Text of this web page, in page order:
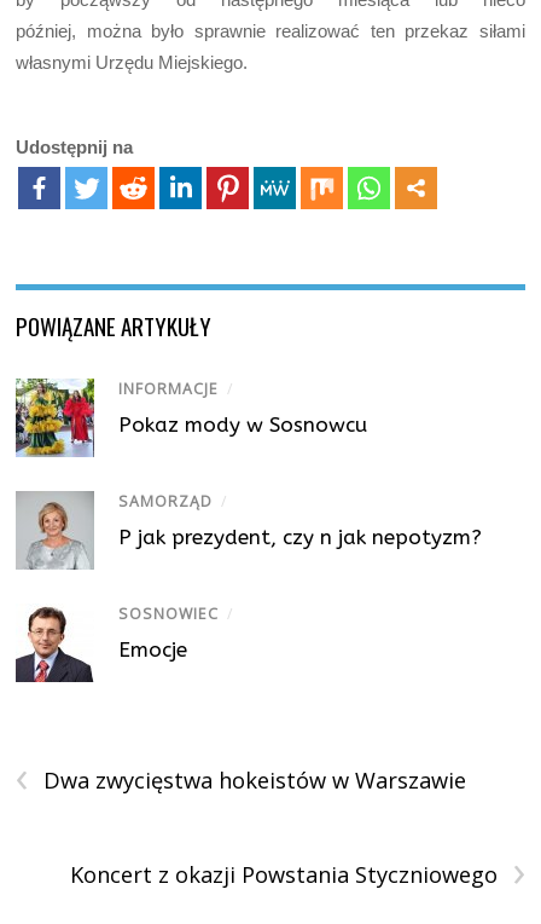
później, można było sprawnie realizować ten przekaz siłami
własnymi Urzędu Miejskiego.
Udostępnij na
POWIĄZANE ARTYKUŁY
INFORMACJE /
Pokaz mody w Sosnowcu
SAMORZĄD /
P jak prezydent, czy n jak nepotyzm?
SOSNOWIEC /
Emocje
‹ Dwa zwycięstwa hokeistów w Warszawie
›
Koncert z okazji Powstania Styczniowego